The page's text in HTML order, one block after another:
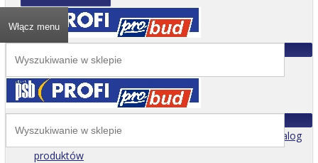
Włącz menu
Katalog
produktów